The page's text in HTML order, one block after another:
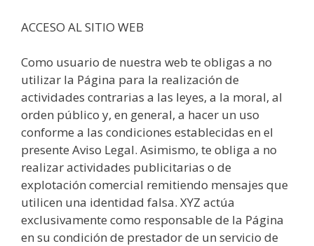
ACCESO AL SITIO WEB
Como usuario de nuestra web te obligas a no
utilizar la Página para la realización de
actividades contrarias a las leyes, a la moral, al
orden público y, en general, a hacer un uso
conforme a las condiciones establecidas en el
presente Aviso Legal. Asimismo, te obliga a no
realizar actividades publicitarias o de
explotación comercial remitiendo mensajes que
utilicen una identidad falsa. XYZ actúa
exclusivamente como responsable de la Página
en su condición de prestador de un servicio de